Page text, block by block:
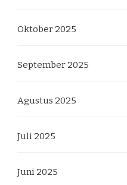
Oktober 2025
September 2025
Agustus 2025
Juli 2025
Juni 2025